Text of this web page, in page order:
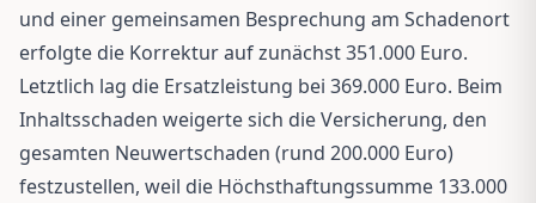
und einer gemeinsamen Besprechung am Schadenort
erfolgte die Korrektur auf zunächst 351.000 Euro.
Letztlich lag die Ersatzleistung bei 369.000 Euro. Beim
Inhaltsschaden weigerte sich die Versicherung, den
gesamten Neuwertschaden (rund 200.000 Euro)
festzustellen, weil die Höchsthaftungssumme 133.000